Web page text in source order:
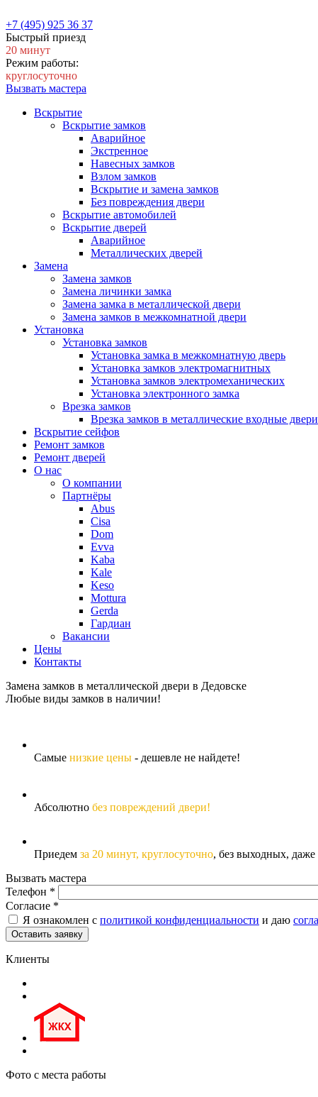
+7 (495) 925 36 37
Быстрый приезд
20 минут
Режим работы:
круглосуточно
Вызвать мастера
Вскрытие
Вскрытие замков
Аварийное
Экстренное
Навесных замков
Взлом замков
Вскрытие и замена замков
Без повреждения двери
Вскрытие автомобилей
Вскрытие дверей
Аварийное
Металлических дверей
Замена
Замена замков
Замена личинки замка
Замена замка в металлической двери
Замена замков в межкомнатной двери
Установка
Установка замков
Установка замка в межкомнатную дверь
Установка замков электромагнитных
Установка замков электромеханических
Установка электронного замка
Врезка замков
Врезка замков в металлические входные двери
Вскрытие сейфов
Ремонт замков
Ремонт дверей
О нас
О компании
Партнёры
Abus
Cisa
Dom
Evva
Kaba
Kale
Keso
Mottura
Gerda
Гардиан
Вакансии
Цены
Контакты
Замена замков в металлической двери в Дедовске
Любые виды замков в наличии!
Самые низкие цены - дешевле не найдете!
Абсолютно без повреждений двери!
Приедем за 20 минут, круглосуточно, без выходных,
Вызвать мастера
Телефон *
Согласие *
Я ознакомлен с политикой конфиденциальности и даю
Клиенты
Фото с места работы